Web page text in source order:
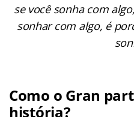
se você sonha com
sonhar com algo, é
Como o Gran
história?